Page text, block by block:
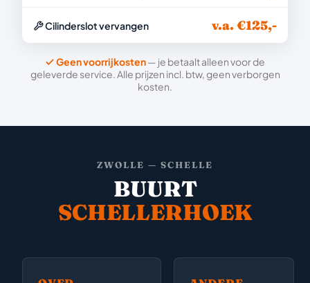
Cilinderslot vervangen v.a. €125,-
Geen voorrijkosten— je betaalt alleen voor de
geleverde service. Alle prijzen incl. btw, geen verborgen
kosten.
ZWOLLE — SCHELLE
BUURT
SCHELLERHOEK